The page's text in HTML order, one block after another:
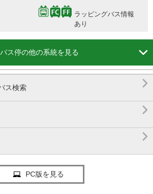
ラッピングバス情報
あり
ス停の他の系統を見る 
ス検索 


PC版を見る